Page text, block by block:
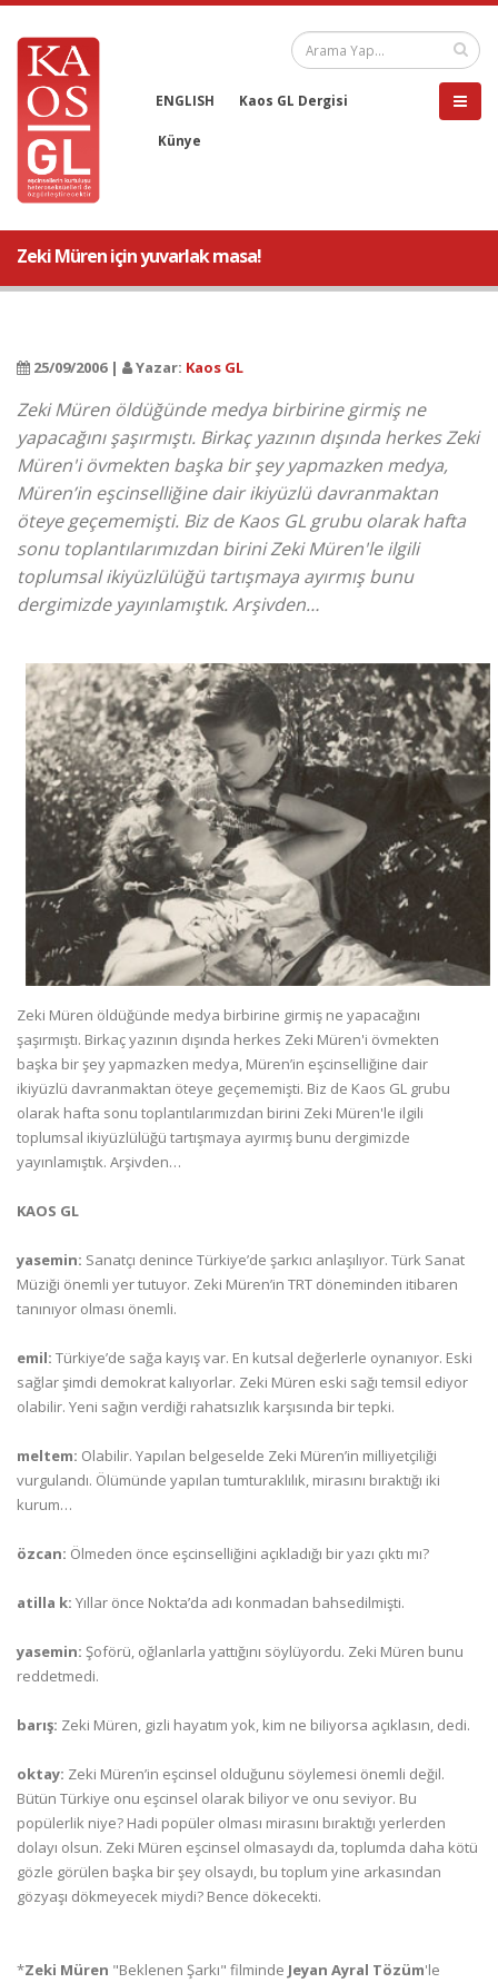
ENGLISH Kaos GL Dergisi
Künye
Zeki Müren için yuvarlak masa!
25/09/2006 | Yazar: Kaos GL
Zeki Müren öldüğünde medya birbirine girmiş ne
yapacağını şaşırmıştı. Birkaç yazının dışında herkes Zeki
Müren'i övmekten başka bir şey yapmazken medya,
Müren’in eşcinselliğine dair ikiyüzlü davranmaktan
öteye geçememişti. Biz de Kaos GL grubu olarak hafta
sonu toplantılarımızdan birini Zeki Müren'le ilgili
toplumsal ikiyüzlülüğü tartışmaya ayırmış bunu
dergimizde yayınlamıştık. Arşivden…
Zeki Müren öldüğünde medya birbirine girmiş ne yapacağını
şaşırmıştı. Birkaç yazının dışında herkes Zeki Müren'i övmekten
başka bir şey yapmazken medya, Müren’in eşcinselliğine dair
ikiyüzlü davranmaktan öteye geçememişti. Biz de Kaos GL grubu
olarak hafta sonu toplantılarımızdan birini Zeki Müren'le ilgili
toplumsal ikiyüzlülüğü tartışmaya ayırmış bunu dergimizde
yayınlamıştık. Arşivden…
KAOS GL
yasemin: Sanatçı denince Türkiye’de şarkıcı anlaşılıyor. Türk Sanat
Müziği önemli yer tutuyor. Zeki Müren’in TRT döneminden itibaren
tanınıyor olması önemli.
emil: Türkiye’de sağa kayış var. En kutsal değerlerle oynanıyor. Eski
sağlar şimdi demokrat kalıyorlar. Zeki Müren eski sağı temsil ediyor
olabilir. Yeni sağın verdiği rahatsızlık karşısında bir tepki.
meltem: Olabilir. Yapılan belgeselde Zeki Müren’in milliyetçiliği
vurgulandı. Ölümünde yapılan tumturaklılık, mirasını bıraktığı iki
kurum…
özcan: Ölmeden önce eşcinselliğini açıkladığı bir yazı çıktı mı?
atilla k: Yıllar önce Nokta’da adı konmadan bahsedilmişti.
yasemin: Şoförü, oğlanlarla yattığını söylüyordu. Zeki Müren bunu
reddetmedi.
barış: Zeki Müren, gizli hayatım yok, kim ne biliyorsa açıklasın, dedi.
oktay: Zeki Müren’in eşcinsel olduğunu söylemesi önemli değil.
Bütün Türkiye onu eşcinsel olarak biliyor ve onu seviyor. Bu
popülerlik niye? Hadi popüler olması mirasını bıraktığı yerlerden
dolayı olsun. Zeki Müren eşcinsel olmasaydı da, toplumda daha kötü
gözle görülen başka bir şey olsaydı, bu toplum yine arkasından
gözyaşı dökmeyecek miydi? Bence dökecekti.
*Zeki Müren "Beklenen Şarkı" filminde Jeyan Ayral Tözüm'le